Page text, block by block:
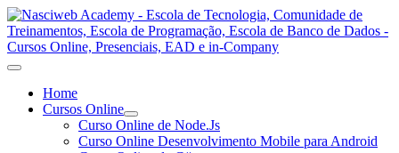
Home
Cursos Online
Curso Online de Node.Js
Curso Online Desenvolvimento Mobile para Android